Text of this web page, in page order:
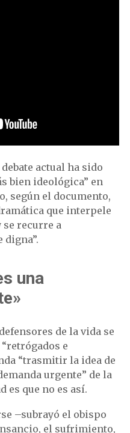
actual ha sido
bien ideológica” en
según el documento,
que interpele
recurre a
digna”.
una
de la vida se
e
“trasmitir la idea de
urgente” de la
es que no es así.
–subrayó el obispo
el sufrimiento,